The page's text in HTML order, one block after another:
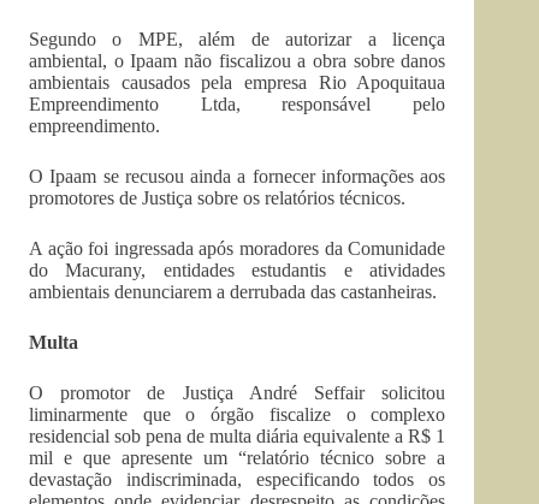
Segundo o MPE, além de autorizar a licença
ambiental, o Ipaam não fiscalizou a obra sobre danos
ambientais causados pela empresa Rio Apoquitaua
Empreendimento Ltda, responsável pelo
empreendimento.
O Ipaam se recusou ainda a fornecer informações aos
promotores de Justiça sobre os relatórios técnicos.
A ação foi ingressada após moradores da Comunidade
do Macurany, entidades estudantis e atividades
ambientais denunciarem a derrubada das castanheiras.
Multa
O promotor de Justiça André Seffair solicitou
liminarmente que o órgão fiscalize o complexo
residencial sob pena de multa diária equivalente a R$ 1
mil e que apresente um “relatório técnico sobre a
devastação indiscriminada, especificando todos os